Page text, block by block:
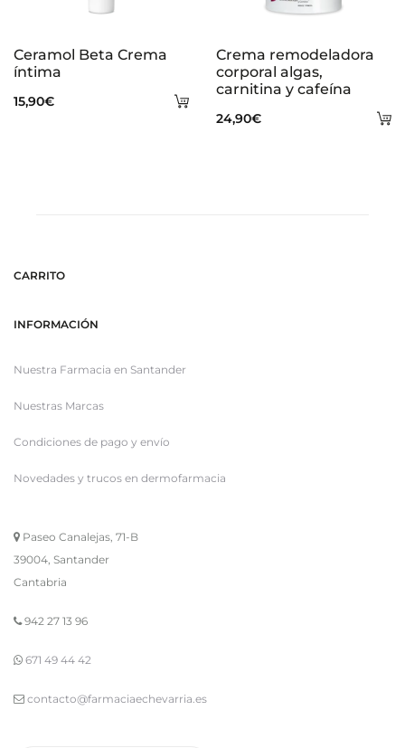
Añadir
Ceramol Beta Crema
íntima
15,90€
Crema remodeladora
corporal algas,
carnitina y cafeína
24,90€
CARRITO
INFORMACIÓN
Nuestra Farmacia en Santander
Nuestras Marcas
Condiciones de pago y envío
Novedades y trucos en dermofarmacia
Paseo Canalejas, 71-B
39004, Santander
Cantabria
942 27 13 96
671 49 44 42
contacto@farmaciaechevarria.es